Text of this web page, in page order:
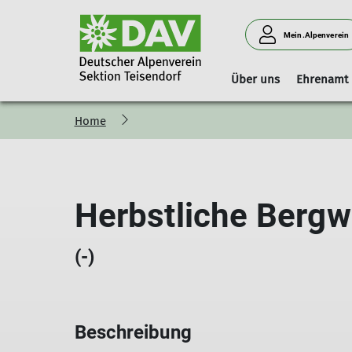
Mein.Alpenverein
Über uns
Vorstand Geschäftsstelle Mitgliedschaft
Ehrenamt
Vorstandschaft
Hinweise
Boulderhalle Teisendorf
Home
Herbstliche
(-)
Beschreibung